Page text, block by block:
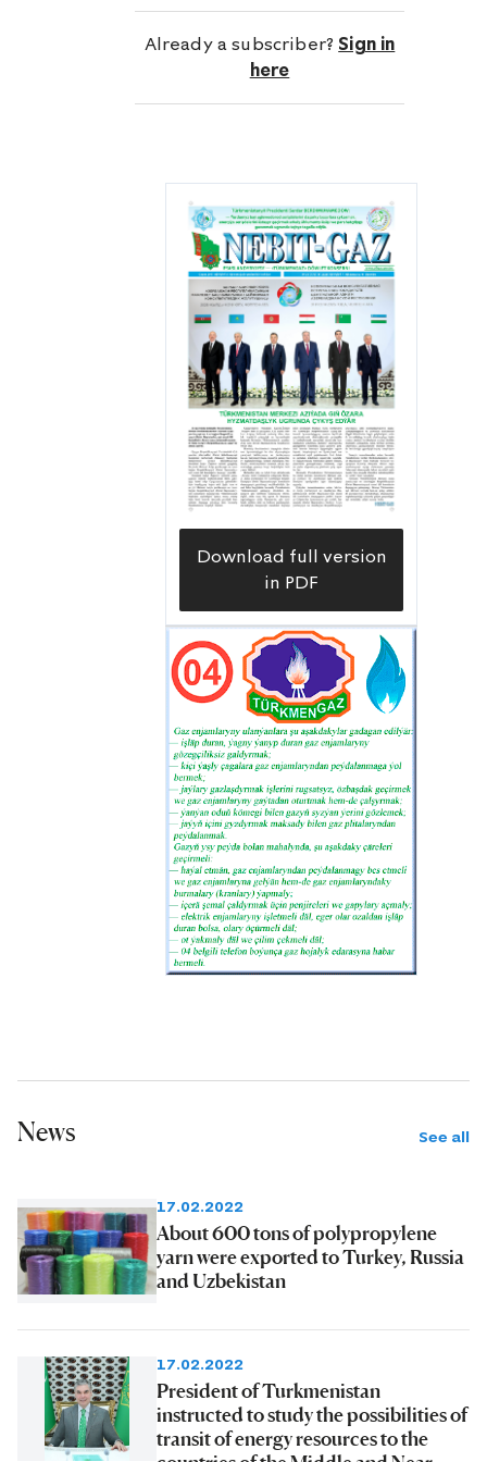
2020-nji ýyla çenli aralykda nebitgaz
senagatynyň maddy-enjamlaýyn
binýadynyň berkidilmegine 40 milliard
manada golaý serişde goýberildi.
nebitgaz kärhanalarynyň tehniki we
tehnologik taýdan
enjamlaşdyrylmagyna — enjamlaryň,
serişdeleriň, ýöriteleşdirilen
tehnikanyň satyn alynmagyna
gönükdirilýär. Munuň özi geologiýa-
gözleg we buraw işleriniň gerimini
giňeltmäge, nebitgazly meýdanlaryň
senagat taýdan özleşdirilmegini
çaltlandyrmaga mümkinçilik döretdi.
Täze döwrebap kärhanalary, dürli
önümçilik desgalaryny gurmak
boýunça birnäçe taslama üstünlikli
zawody hem-de Ahal welaýatyndaky
tebigy gazdan benzin öndürýän zawod
munuň aýdyň mysallary bolup durýar.
Dowamly işlenip taýýarlanylýan
ýataklary ulanmagyň netijeliligini
artdyrmaga uly üns berilýär.
Already a subscriber? Sign in
here
Download full version
in PDF
News See all
17.02.2022
About 600 tons of polypropylene
yarn were exported to Turkey, Russia
and Uzbekistan
17.02.2022
President of Turkmenistan
instructed to study the possibilities of
transit of energy resources to the